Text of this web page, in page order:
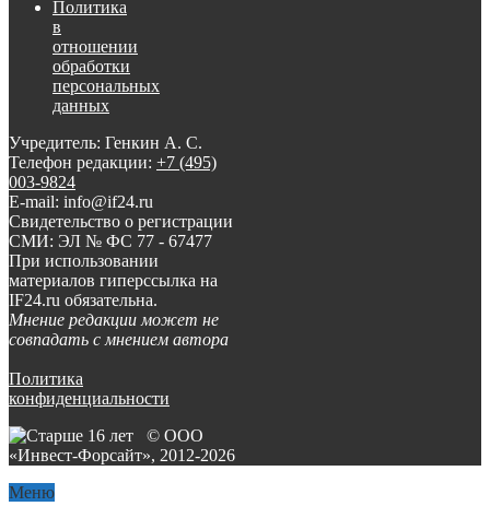
Политика
в
отношении
обработки
персональных
данных
Учредитель: Генкин А. С.
Телефон редакции: +7 (495)
003-9824
E-mail: info@if24.ru
Свидетельство о регистрации
СМИ: ЭЛ № ФС 77 - 67477
При использовании
материалов гиперссылка на
IF24.ru обязательна.
Мнение редакции может не
совпадать с мнением автора
Политика
конфиденциальности
© ООО
«Инвест-Форсайт», 2012-2026
Меню